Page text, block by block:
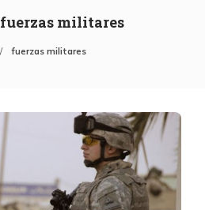
fuerzas militares
fuerzas militares